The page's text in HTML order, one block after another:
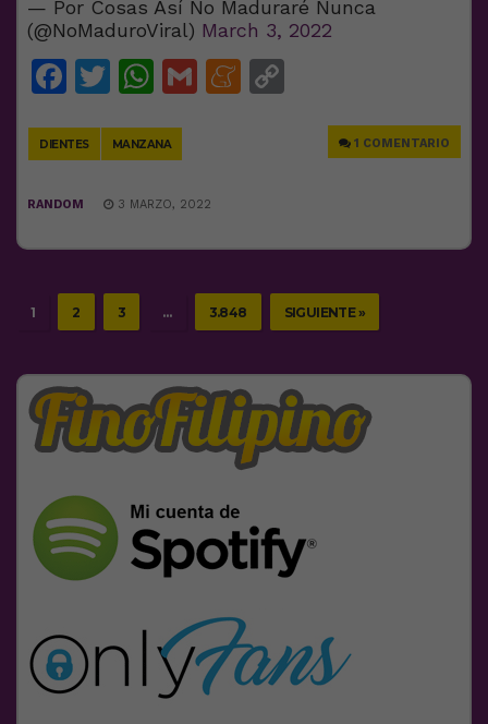
— Por Cosas Así No Maduraré Nunca
(@NoMaduroViral) March 3, 2022
Facebook
Twitter
WhatsApp
GmailMeneame
DIENTES MANZANA 1 COMENTARIO
RANDOM 3 MARZO, 2022
1 2 3 … 3.848 SIGUIENTE »